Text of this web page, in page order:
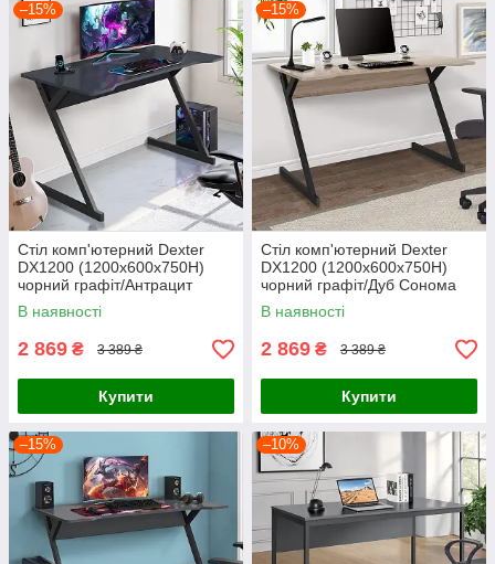
–15%
Стіл комп'ютерний Dexter
DX1200 (1200х600х750Н)
чорний графіт/Антрацит
В наявності
2 869 ₴ 3 389 ₴
Купити
–15%
Стіл комп'ютерний Dexter
DX1200 (1200х600х750Н)
чорний графіт/Дуб Сонома
В наявності
2 869 ₴ 3 389 ₴
Купити
–15% –10%